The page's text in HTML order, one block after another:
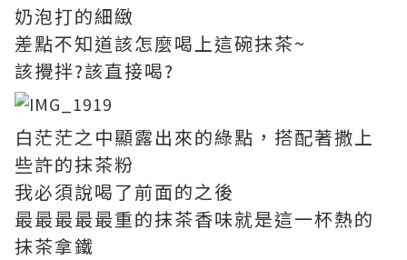
奶泡打的細緻
差點不知道該怎麼喝上這碗抹茶~
該攪拌?該直接喝?
白茫茫之中顯露出來的綠點，搭配著撒上
些許的抹茶粉
我必須說喝了前面的之後
最最最最最重的抹茶香味就是這一杯熱的
抹茶拿鐵